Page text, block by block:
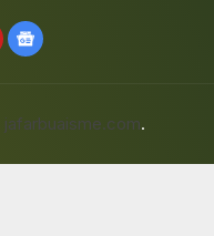
jafarbuaisme.com.